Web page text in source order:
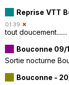
Reprise VTT
01:39
tout doucement.......
Bouconne 09/
Sortie nocturne
Bouconne -